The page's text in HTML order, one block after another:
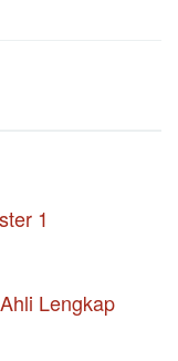
1
Lengkap